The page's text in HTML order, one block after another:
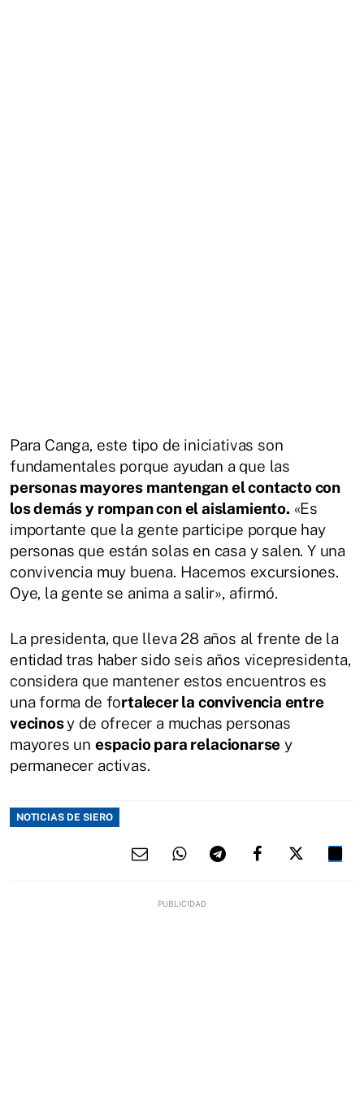
Para Canga, este tipo de iniciativas son
fundamentales porque ayudan a que las
personas mayores mantengan el contacto con
los demás y rompan con el aislamiento. «Es
importante que la gente participe porque hay
personas que están solas en casa y salen. Y una
convivencia muy buena. Hacemos excursiones.
Oye, la gente se anima a salir», afirmó.
La presidenta, que lleva 28 años al frente de la
entidad tras haber sido seis años vicepresidenta,
considera que mantener estos encuentros es
una forma de fortalecer la convivencia entre
vecinosy de ofrecer a muchas personas
mayores un espacio para relacionarse y
permanecer activas.
NOTICIAS DE SIERO